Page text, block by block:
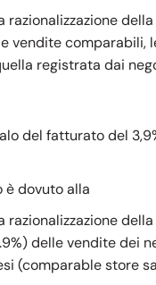
razionalizzazione
vendite comparabili,
registrata dai
del fatturato del
è dovuto alla
razionalizzazione
delle vendite dei
(comparable store